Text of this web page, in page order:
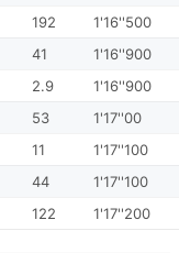
192
1'16''500
41
1'16''900
2.9
1'16''900
53
1'17''00
11
1'17''100
44
1'17''100
122 1'17''200